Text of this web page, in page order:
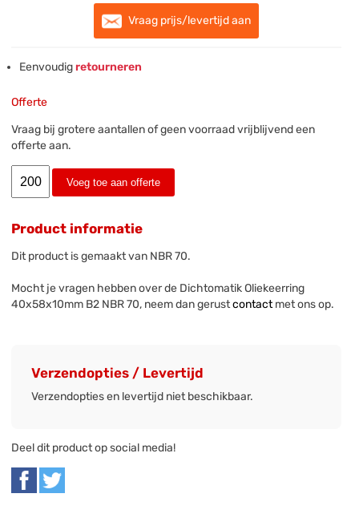
Vraag prijs/levertijd aan
Eenvoudigretourneren
Offerte
Vraag bij grotere aantallen of geen voorraad vrijblijvend een
offerte aan.
Voeg toe aan offerte
Product informatie
Dit product is gemaakt van NBR 70.
Mocht je vragen hebben over de Dichtomatik Oliekeerring
40x58x10mm B2 NBR 70, neem dan gerustcontactmet ons op.
Verzendopties / Levertijd
Verzendopties en levertijd niet beschikbaar.
Deel dit product op social media!